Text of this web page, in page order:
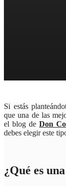
Si estás
que una de las
el blog deDon
debes elegir este
¿Qué es una